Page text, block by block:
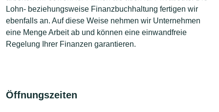
Lohn- beziehungsweise Finanzbuchhaltung fertigen wir
ebenfalls an. Auf diese Weise nehmen wir Unternehmen
eine Menge Arbeit ab und können eine einwandfreie
Regelung Ihrer Finanzen garantieren.
Öffnungszeiten